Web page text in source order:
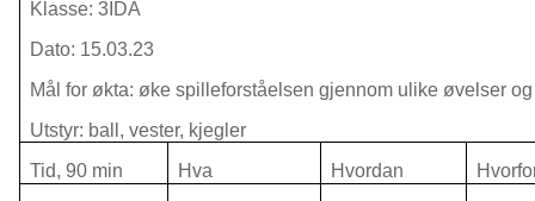
Klasse: 3IDA
Dato: 15.03.23
Mål for økta: øke spilleforståelsen gjennom ulike øvelser
Utstyr: ball, vester, kjegler
Tid, 90 min Hva Hvordan